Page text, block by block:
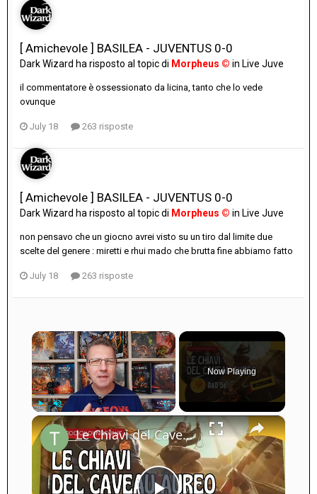
[ Amichevole ] BASILEA - JUVENTUS 0-0
Dark Wizard ha risposto al topic di Morpheus © in Live Juve
il commentatore è ossessionato da licina, tanto che lo vede
ovunque
July 18 263 risposte
[ Amichevole ] BASILEA - JUVENTUS 0-0
Dark Wizard ha risposto al topic di Morpheus © in Live Juve
non pensavo che un giocno avrei visto su un tiro dal limite due
scelte del genere : miretti e rhui mado che brutta fine abbiamo fatto
July 18 263 risposte
×
Unmute Fullscreen
Now Playing
×
Le Chiavi del Caveau Aureo: Recensione (Avventura D&D 5e)